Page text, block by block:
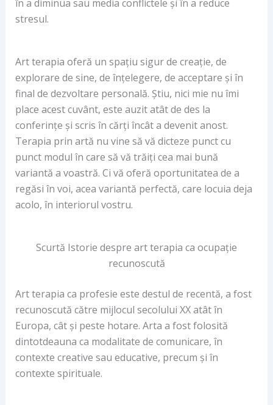
în a diminua sau media conflictele și în a reduce
stresul.
Art terapia oferă un spațiu sigur de creație, de
explorare de sine, de înțelegere, de acceptare și în
final de dezvoltare personală. Știu, nici mie nu îmi
place acest cuvânt, este auzit atât de des la
conferințe și scris în cărți încât a devenit anost.
Terapia prin artă nu vine să vă dicteze punct cu
punct modul în care să vă trăiți cea mai bună
variantă a voastră. Ci vă oferă oportunitatea de a
regăsi în voi, acea variantă perfectă, care locuia deja
acolo, în interiorul vostru.
Scurtă Istorie despre art terapia ca ocupație
recunoscută
Art terapia ca profesie este destul de recentă, a fost
recunoscută către mijlocul secolului XX atât în
Europa, cât și peste hotare. Arta a fost folosită
dintotdeauna ca modalitate de comunicare, în
contexte creative sau educative, precum și în
contexte spirituale.